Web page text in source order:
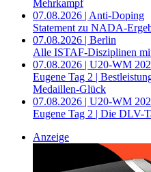
Mehrkampf
07.08.2026 | Anti-Doping
Statement zu NADA-
07.08.2026 | Berlin
Alle ISTAF-Disziplinen
07.08.2026 | U20-WM
Eugene Tag 2 |
Medaillen-Glück
07.08.2026 | U20-WM
Eugene Tag 2 | Die DLV-
Anzeige